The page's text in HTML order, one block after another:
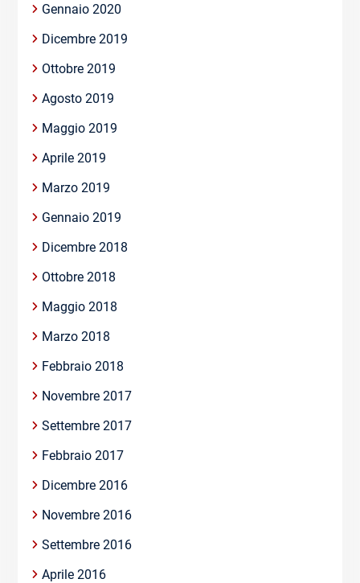
Gennaio 2020
Dicembre 2019
Ottobre 2019
Agosto 2019
Maggio 2019
Aprile 2019
Marzo 2019
Gennaio 2019
Dicembre 2018
Ottobre 2018
Maggio 2018
Marzo 2018
Febbraio 2018
Novembre 2017
Settembre 2017
Febbraio 2017
Dicembre 2016
Novembre 2016
Settembre 2016
Aprile 2016